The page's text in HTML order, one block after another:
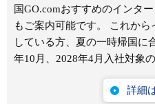
国GO.comおすすめのインタ
もご案内可能です。 これか
している方、夏の一時帰国に
年10月、2028年4月入社対象
詳細